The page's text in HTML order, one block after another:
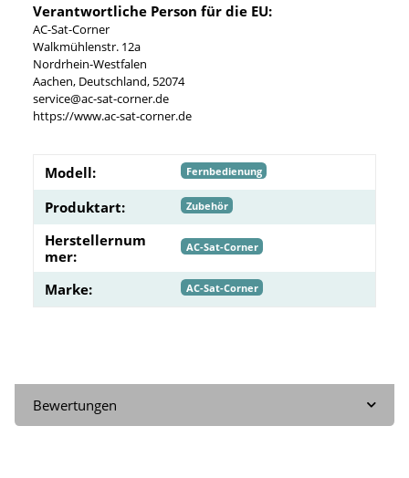
Verantwortliche Person für die EU:
AC-Sat-Corner
Walkmühlenstr. 12a
Nordrhein-Westfalen
Aachen, Deutschland, 52074
service@ac-sat-corner.de
https://www.ac-sat-corner.de
Modell: Fernbedienung
Produktart: Zubehör
Herstellernum
mer:
AC-Sat-Corner
Marke: AC-Sat-Corner
Bewertungen